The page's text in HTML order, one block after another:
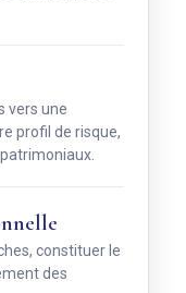
vers une
profil de risque,
, constituer le
des